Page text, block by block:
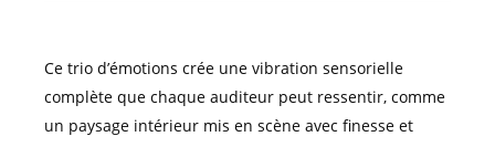
Ce trio d’émotions crée une vibration sensorielle
complète que chaque auditeur peut ressentir, comme
un paysage intérieur mis en scène avec finesse et